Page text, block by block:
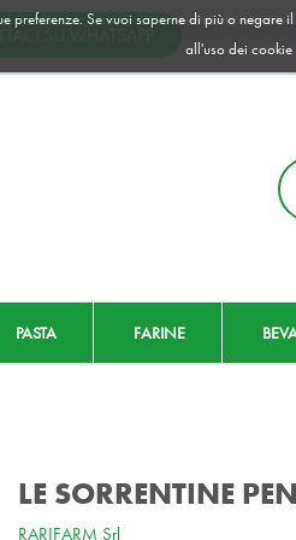
Se vuoi saperne di più o negare
all'uso dei cookie
PASTA FARINE
LE SORRENTINE
RARIFARM Srl